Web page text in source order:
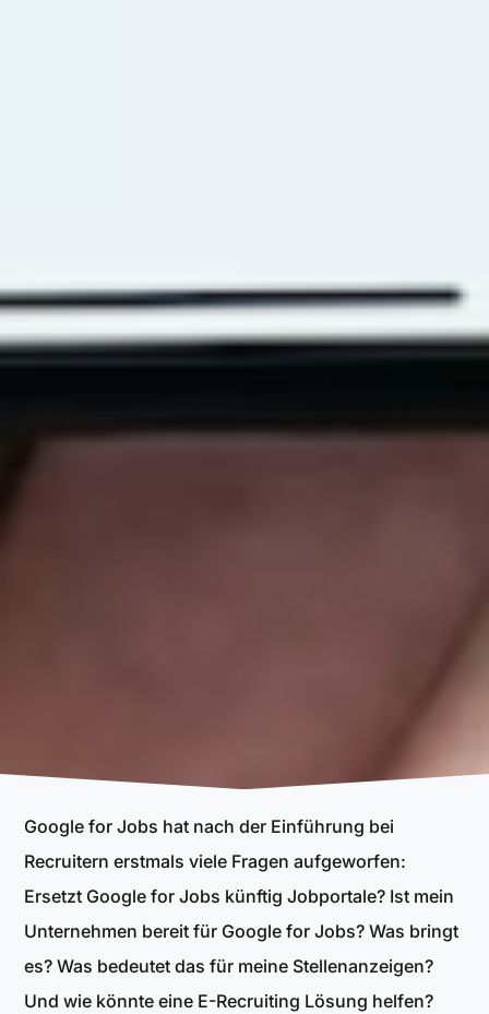
Google for Jobs hat nach der Einführung bei
Recruitern erstmals viele Fragen aufgeworfen:
Ersetzt Goog­le for Jobs künf­tig Jobportale? Ist mein
Unter­neh­men bereit für Google for Jobs? Was bringt
es? Was bedeutet das für meine Stellenanzeigen?
Und wie könnte eine E-Recruiting Lösung helfen?